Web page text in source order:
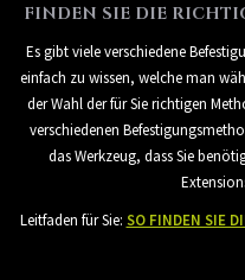
FINDEN SIE DIE
Es gibt viele verschiedene
einfach zu wissen, welche man
der Wahl der für Sie richtigen
verschiedenen
das Werkzeug, dass Sie
Leitfaden für Sie: SO FINDEN SIE